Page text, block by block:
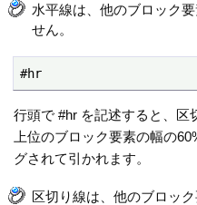
水平線は、他のブロック
せん。
#hr
行頭で #hr を記述すると、区
上位のブロック要素の幅の
グされて引かれます。
区切り線は、他のブロッ